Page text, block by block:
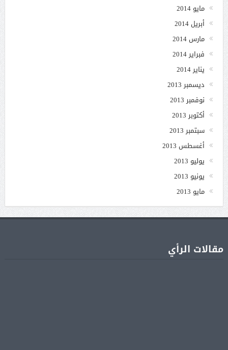
مايو 2014
أبريل 2014
مارس 2014
فبراير 2014
يناير 2014
ديسمبر 2013
نوفمبر 2013
أكتوبر 2013
سبتمبر 2013
أغسطس 2013
يوليو 2013
يونيو 2013
مايو 2013
مقالات الرأي